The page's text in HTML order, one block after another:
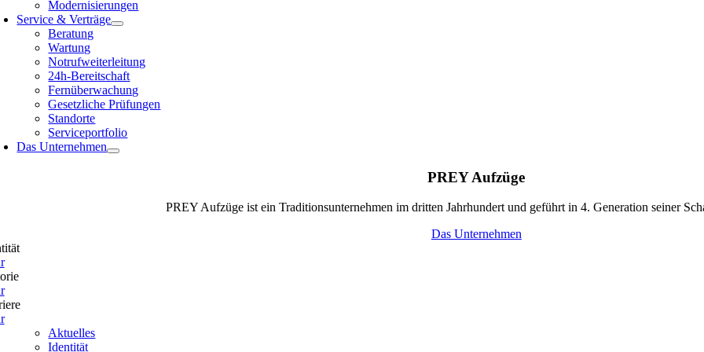
Modernisierungen
Service & Verträge
Beratung
Wartung
Notrufweiterleitung
24h-Bereitschaft
Fernüberwachung
Gesetzliche Prüfungen
Standorte
Serviceportfolio
Das Unternehmen
PREY Aufzüge
PREY Aufzüge ist ein Traditionsunternehmen im dritten Jahrhundert und geführt in 4. Generation seiner
Das Unternehmen
Aktuelles
Identität